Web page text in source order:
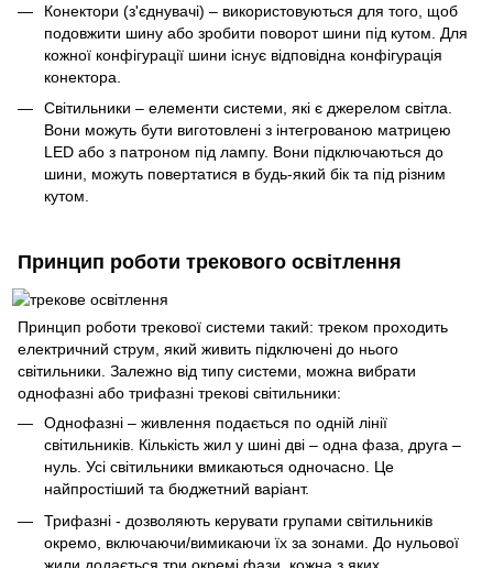
Конектори (з'єднувачі) – використовуються для того, щоб
подовжити шину або зробити поворот шини під кутом. Для
кожної конфігурації шини існує відповідна конфігурація
конектора.
Світильники – елементи системи, які є джерелом світла.
Вони можуть бути виготовлені з інтегрованою матрицею
LED або з патроном під лампу. Вони підключаються до
шини, можуть повертатися в будь-який бік та під різним
кутом.
Принцип роботи трекового освітлення
Принцип роботи трекової системи такий: треком проходить
електричний струм, який живить підключені до нього
світильники. Залежно від типу системи, можна вибрати
однофазні або трифазні трекові світильники:
Однофазні – живлення подається по одній лінії
світильників. Кількість жил у шині дві – одна фаза, друга –
нуль. Усі світильники вмикаються одночасно. Це
найпростіший та бюджетний варіант.
Трифазні - дозволяють керувати групами світильників
окремо, включаючи/вимикаючи їх за зонами. До нульової
жили додається три окремі фази, кожна з яких